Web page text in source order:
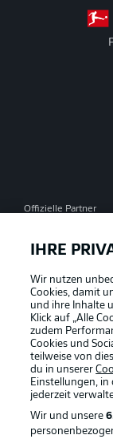
Offizielle Partner
IHRE
Wir nutzen
Cookies, damit
und ihre Inhalte
Klick auf „Alle
zudem
Cookies und
teilweise von
du in unserer
Einstellungen, in
jederzeit
Wir und unsere